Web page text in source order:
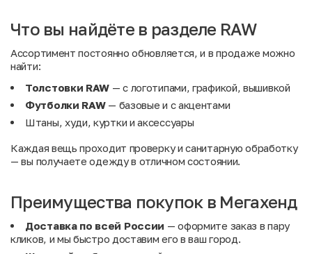
Что вы найдёте в разделе RAW
Ассортимент постоянно обновляется, и в продаже можно
найти:
Толстовки RAW — с логотипами, графикой, вышивкой
Футболки RAW— базовые и с акцентами
Штаны, худи, куртки и аксессуары
Каждая вещь проходит проверку и санитарную обработку
— вы получаете одежду в отличном состоянии.
Преимущества покупок в Мегахенд
Доставка по всей России — оформите заказ в пару
кликов, и мы быстро доставим его в ваш город.